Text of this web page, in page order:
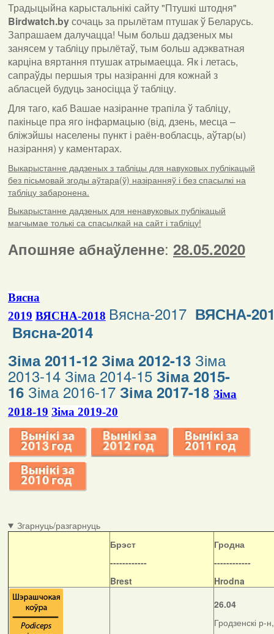
Традыцыйна карыстальнікі сайту "Птушкі штодня"
Birdwatch.byсочаць за прылётам птушак ў Беларусь.
Запрашаем далучацца! Чым больш дадзеных мы
занясем у табліцу прылётаў, тым больш адэкватная
карціна вяртання птушак атрымаецца. Як і летась,
сапраўды першыя тры назіранні для кожнай з
абласцей будуць заносіцца ў табліцу.
Для таго, каб Вашае назіранне трапіла ў табліцу,
пакіньце пра яго інфармацыю (від, дзень, месца –
бліжэйшы населены пункт і раён-вобласць, аўтар(ы)
назірання) у каментарах.
Выкарыстанне дадзеных з табліцы для навуковых публікацый
без пісьмовай згоды аўтара(ў) назіранняў і без спасылкі на
табліцу забаронена.
Выкарыстанне дадзеных для ненавуковых публікацый
магчымае толькі са спасылкай на сайт і табліцу!
Апошняе абнаўленне: 28.05.2020
Вясна
2019 ВЯСНА-2018 Вясна-2017 ВЯСНА-
Вясна-2014
Зіма 2011-12 Зіма 2012-13 Зіма
2013-14 Зіма 2014-15 Зіма 2015-
16 Зіма 2016-17 Зіма 2017-18 Зіма
2018-19 Зіма 2019-20
Згарнуць/разгарнуць
Брэст
------------
Brest
Гродна
------------
Hrodna
26.04
Гродзенскі р-н,